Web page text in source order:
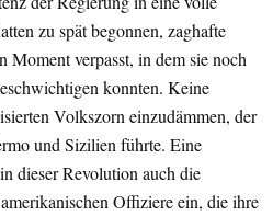
zu spät begonnen, zaghafte
Moment verpasst, in dem sie noch
konnten. Keine
Volkszorn einzudämmen, der
und Sizilien führte. Eine
dieser Revolution auch die
Offiziere ein, die ihre